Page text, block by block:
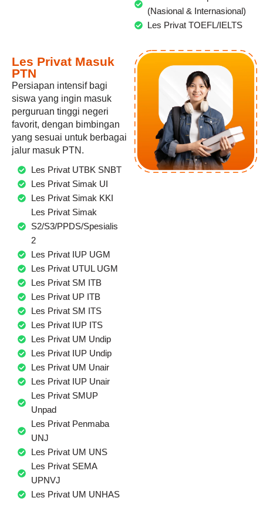
(Nasional & Internasional)
Les Privat TOEFL/IELTS
Les Privat Masuk
PTN
Persiapan intensif bagi
siswa yang ingin masuk
perguruan tinggi negeri
favorit, dengan bimbingan
yang sesuai untuk berbagai
jalur masuk PTN.
Les Privat UTBK SNBT
Les Privat Simak UI
Les Privat Simak KKI
Les Privat Simak
S2/S3/PPDS/Spesialis
2
Les Privat IUP UGM
Les Privat UTUL UGM
Les Privat SM ITB
Les Privat UP ITB
Les Privat SM ITS
Les Privat IUP ITS
Les Privat UM Undip
Les Privat IUP Undip
Les Privat UM Unair
Les Privat IUP Unair
Les Privat SMUP
Unpad
Les Privat Penmaba
UNJ
Les Privat UM UNS
Les Privat SEMA
UPNVJ
Les Privat UM UNHAS